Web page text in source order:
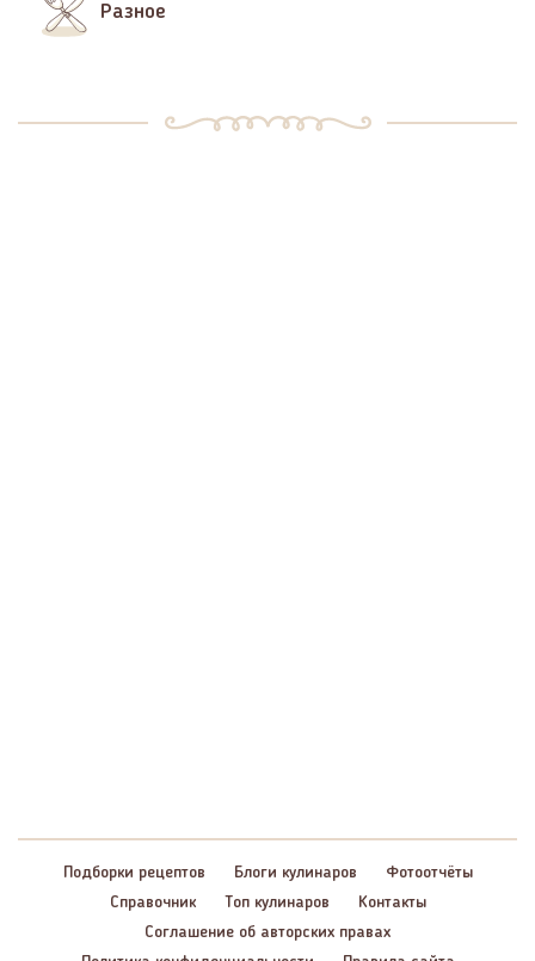
Разное
Подборки рецептов Блоги кулинаров
Фотоотчёты
Справочник
Топ кулинаров
Контакты
Соглашение об авторских правах